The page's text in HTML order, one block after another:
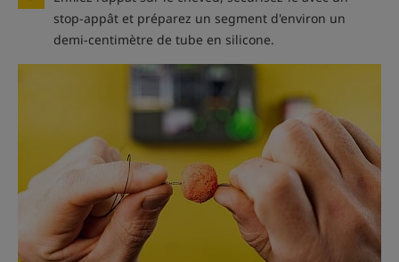
stop-appât et préparez un segment d'environ un
demi-centimètre de tube en silicone.